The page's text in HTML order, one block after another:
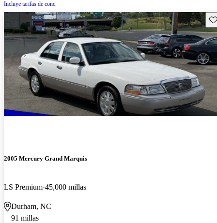
Incluye tarifas de conc.
2005 Mercury Grand Marquis
LS Premium 45,000 millas
Durham, NC
91 millas